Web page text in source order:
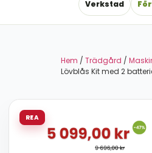
Verkstad
Hem / Trädgård /
Lövblås Kit med 2
REA